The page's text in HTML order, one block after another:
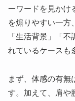
ーワードを見かけ
を煽りやすい一方
「生活背景」「
れているケースも
まず、体感の有無
す。加えて、肩や